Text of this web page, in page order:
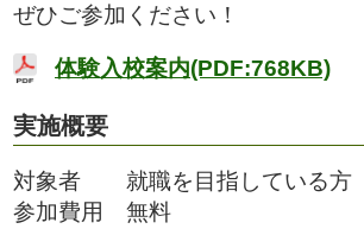
ぜひご参加ください！
体験入校案内(PDF:768KB)
実施概要
対象者 就職を目指している方
参加費用 無料